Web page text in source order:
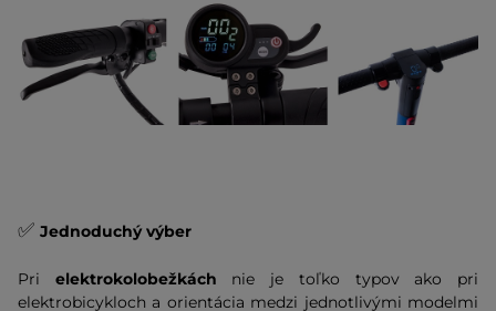
✅ Jednoduchý výber
Pri elektrokolobežkách nie je toľko typov ako pri
elektrobicykloch a orientácia medzi jednotlivými modelmi